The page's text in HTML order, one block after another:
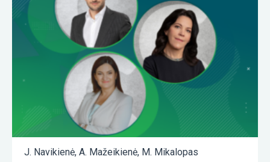
J. Navikienė, A. Mažeikienė, M. Mikalopas